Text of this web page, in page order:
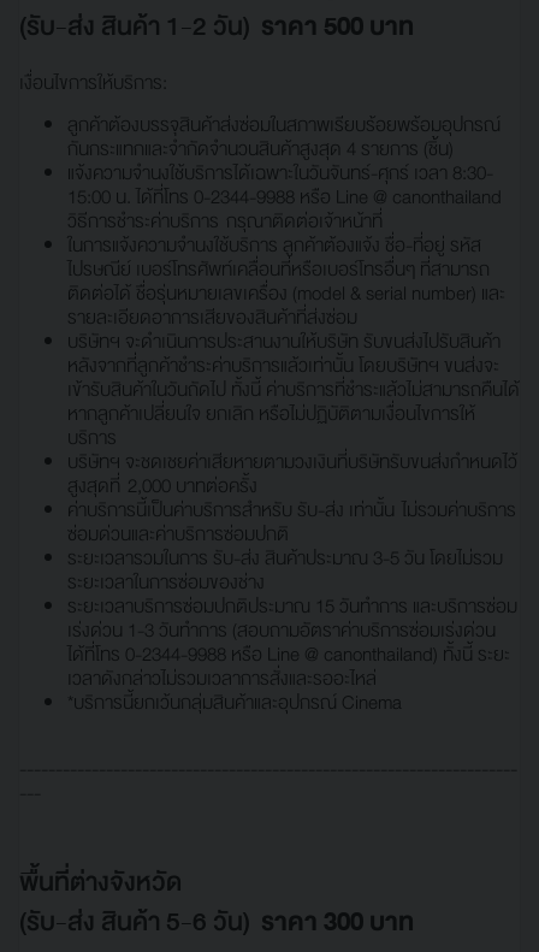
(รับ-ส่ง สินค้า 1-2 วัน) ราคา 500 บาท
เงื่อนไขการให้บริการ:
ลูกค้าต้องบรรจุสินค้าส่งซ่อมในสภาพเรียบร้อยพร้อมอุปกรณ์
กันกระแทกและจำกัดจำนวนสินค้าสูงสุด 4 รายการ (ชิ้น)
แจ้งความจำนงใช้บริการได้เฉพาะในวันจันทร์-ศุกร์ เวลา 8:30-
15:00 น. ได้ที่โทร 0-2344-9988 หรือ Line @ canonthailand
วิธีการชำระค่าบริการ กรุณาติดต่อเจ้าหน้าที่
ในการแจ้งความจำนงใช้บริการ ลูกค้าต้องแจ้ง ชื่อ-ที่อยู่ รหัส
ไปรษณีย์ เบอร์โทรศัพท์เคลื่อนที่หรือเบอร์โทรอื่นๆ ที่สามารถ
ติดต่อได้ ชื่อรุ่นหมายเลขเครื่อง (model & serial number) และ
รายละเอียดอาการเสียของสินค้าที่ส่งซ่อม
บริษัทฯ จะดำเนินการประสานงานให้บริษัท รับขนส่งไปรับสินค้า
หลังจากที่ลูกค้าชำระค่าบริการแล้วเท่านั้น โดยบริษัทฯ ขนส่งจะ
เข้ารับสินค้าในวันถัดไป ทั้งนี้ ค่าบริการที่ชำระแล้วไม่สามารถคืนได้
หากลูกค้าเปลี่ยนใจ ยกเลิก หรือไม่ปฏิบัติตามเงื่อนไขการให้
บริการ
บริษัทฯ จะชดเชยค่าเสียหายตามวงเงินที่บริษัทรับขนส่งกำหนดไว้
สูงสุดที่ 2,000 บาทต่อครั้ง
ค่าบริการนี้เป็นค่าบริการสำหรับ รับ-ส่ง เท่านั้น ไม่รวมค่าบริการ
ซ่อมด่วนและค่าบริการซ่อมปกติ
ระยะเวลารวมในการ รับ-ส่ง สินค้าประมาณ 3-5 วัน โดยไม่รวม
ระยะเวลาในการซ่อมของช่าง
ระยะเวลาบริการซ่อมปกติประมาณ 15 วันทำการ และบริการซ่อม
เร่งด่วน 1-3 วันทำการ (สอบถามอัตราค่าบริการซ่อมเร่งด่วน
ได้ที่โทร 0-2344-9988 หรือ Line @ canonthailand) ทั้งนี้ ระยะ
เวลาดังกล่าวไม่รวมเวลาการสั่งและรออะไหล่
*บริการนี้ยกเว้นกลุ่มสินค้าและอุปกรณ์ Cinema
พื้นที่ต่างจังหวัด
(รับ-ส่ง สินค้า 5-6 วัน) ราคา 300 บาท